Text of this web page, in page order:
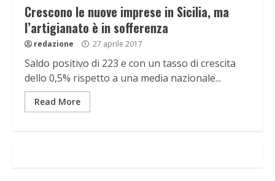
Crescono le nuove imprese in Sicilia, ma
l’artigianato è in sofferenza
redazione 27 aprile 2017
Saldo positivo di 223 e con un tasso di crescita
dello 0,5% rispetto a una media nazionale...
Read More